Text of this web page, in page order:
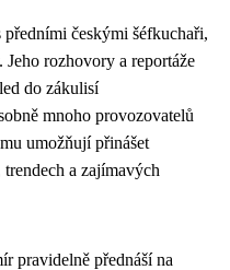
českými šéfkuchaři,
rozhovory a reportáže
do zákulisí
mnoho provozovatelů
umožňují přinášet
a zajímavých
pravidelně přednáší na